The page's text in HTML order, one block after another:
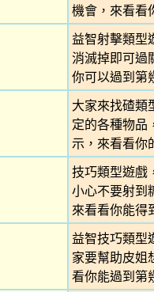
機會，來看看
益智射擊類型
消滅掉即可過
你可以過到第
大家來找碴類
定的各種物品
示，來看看你
技巧類型遊戲
小心不要射到
來看看你能得
益智技巧類型
家要幫助皮姐
看你能過到第